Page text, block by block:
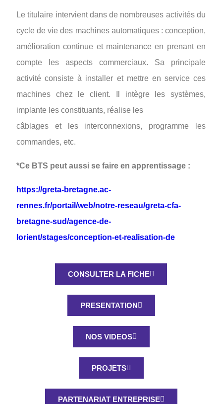
Le titulaire intervient dans de nombreuses activités du
cycle de vie des machines automatiques : conception,
amélioration continue et maintenance en prenant en
compte les aspects commerciaux. Sa principale
activité consiste à installer et mettre en service ces
machines chez le client. Il intègre les systèmes,
implante les constituants, réalise les
câblages et les interconnexions, programme les
commandes, etc.
*Ce BTS peut aussi se faire en apprentissage :
https://greta-bretagne.ac-
rennes.fr/portail/web/notre-reseau/greta-cfa-
bretagne-sud/agence-de-
lorient/stages/conception-et-realisation-de
CONSULTER LA FICHE
PRESENTATION
NOS VIDEOS
PROJETS
PARTENARIAT ENTREPRISE